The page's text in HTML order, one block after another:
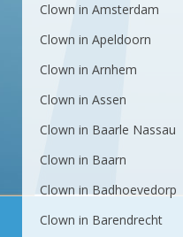
Clown in Amsterdam
Clown in Apeldoorn
Clown in Arnhem
Clown in Assen
Clown in Baarle Nassau
Clown in Baarn
Clown in Badhoevedorp
Clown in Barendrecht